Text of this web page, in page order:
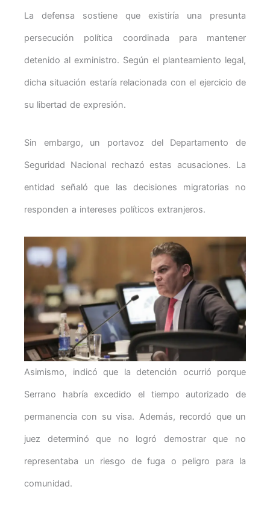
La defensa sostiene que existiría una presunta
persecución política coordinada para mantener
detenido al exministro. Según el planteamiento legal,
dicha situación estaría relacionada con el ejercicio de
su libertad de expresión.
Sin embargo, un portavoz del Departamento de
Seguridad Nacional rechazó estas acusaciones. La
entidad señaló que las decisiones migratorias no
responden a intereses políticos extranjeros.
Asimismo, indicó que la detención ocurrió porque
Serrano habría excedido el tiempo autorizado de
permanencia con su visa. Además, recordó que un
juez determinó que no logró demostrar que no
representaba un riesgo de fuga o peligro para la
comunidad.